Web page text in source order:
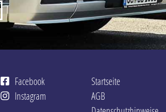
Facebook
Instagram
Startseite
AGB